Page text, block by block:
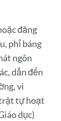
đăng
phỉ báng
ngôn
dẫn đến
vi
tự hoạt
dục)